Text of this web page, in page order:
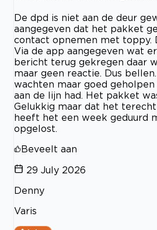
De dpd is niet aan de deur
aangegeven dat het pakket
contact opnemen met toppy.
Via de app aangegeven wat
bericht terug gekregen daar
maar geen reactie. Dus
wachten maar goed
aan de lijn had. Het pakket
Gelukkig maar dat het
heeft het een week geduurd
opgelost.
Beveelt aan
29 July 2026
Denny
Varis